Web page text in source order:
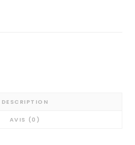
DESCRIPTION
AVIS (0)